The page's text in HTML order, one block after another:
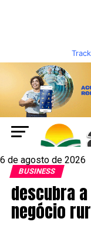
6 de agosto de 2026
BUSINESS
descubra
negócio